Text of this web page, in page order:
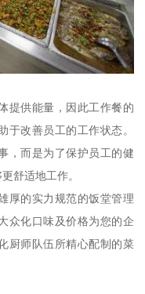
提供能量，因此工作餐的
于改善员工的工作状态。
，而是为了保护员工的健
舒适地工作。
厚的实力规范的饭堂管理
众化口味及价格为您的企
厨师队伍所精心配制的菜